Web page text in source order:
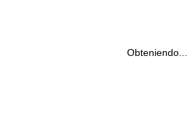
Obteniendo...